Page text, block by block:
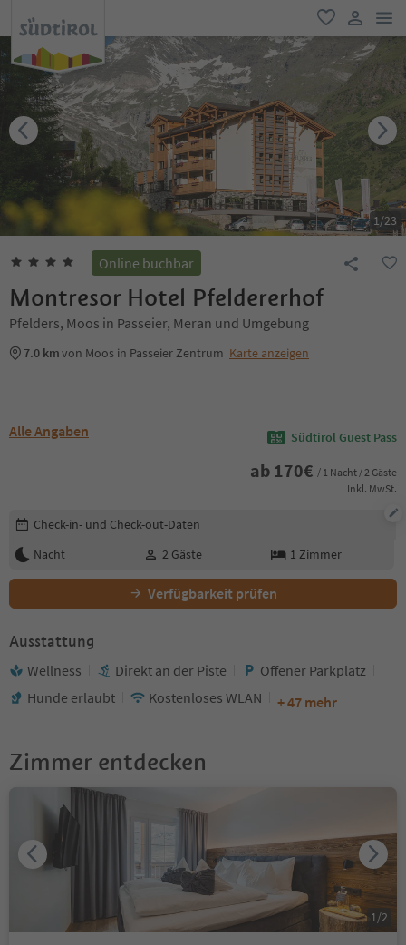
favorit
user link
1/23
Online buchbar
Montresor Hotel Pfeldererhof
Pfelders, Moos in Passeier, Meran und Umgebung
7.0 kmvon Moos in Passeier Zentrum Karte anzeigen
Alle Angaben Südtirol Guest Pass
ab 170€ / 1 Nacht / 2 Gäste
Inkl. MwSt.
Buchungsdetails bearbeiten
Check-in- und Check-out-Daten
Nacht
2 Gäste 1 Zimmer
Verfügbarkeit prüfen
Ausstattung
Wellness Direkt an der Piste
Offener Parkplatz
Hunde erlaubt
Kostenloses WLAN + 47 mehr
Zimmer entdecken
1 /2